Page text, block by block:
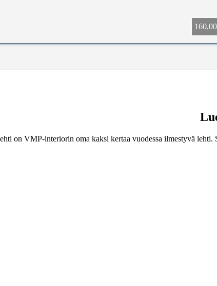
on VMP-interiorin oma kaksi kertaa vuodessa ilmestyvä lehti.